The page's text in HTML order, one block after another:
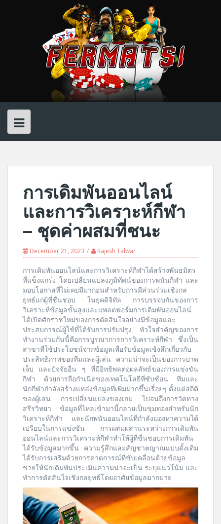
การเดิมพันออนไลน์
และการวิเคราะห์กีฬา
– ชุดค่าผสมที่ชนะ
December 21, 2023 Rajesh Talwar
การเดิมพันออนไลน์และการวิเคราะห์กีฬาได้สร้างพันธมิตร
ที่แข็งแกร่ง โดยเปลี่ยนแปลงภูมิทัศน์ของการพนันกีฬา และ
มอบโอกาสที่ไม่เคยมีมาก่อนสำหรับการมีส่วนร่วมเชิงกล
ยุทธ์แก่ผู้ที่ชื่นชอบ ในยุคดิจิทัล การบรรจบกันของการ
วิเคราะห์ข้อมูลขั้นสูงและแพลตฟอร์มการเดิมพันออนไลน์
ได้เปิดศักราชใหม่ของการตัดสินใจอย่างมีข้อมูลและ
ประสบการณ์ผู้ใช้ที่ได้รับการปรับปรุง หัวใจสำคัญของการ
ทำงานร่วมกันนี้คือการบูรณาการการวิเคราะห์กีฬา ซึ่งเป็น
สาขาที่ใช้ประโยชน์จากข้อมูลเพื่อรับข้อมูลเชิงลึกเกี่ยวกับ
ประสิทธิภาพของทีมและผู้เล่น ความน่าจะเป็นของการบาด
เจ็บ และปัจจัยอื่น ๆ ที่มีอิทธิพลต่อผลลัพธ์ของการแข่งขัน
กีฬา ด้วยการถือกำเนิดของเทคโนโลยีที่ซับซ้อน ทีมและ
นักกีฬากำลังสร้างแหล่งข้อมูลที่เพิ่มมากขึ้นเรื่อยๆ ตั้งแต่สถิติ
ของผู้เล่น การเปลี่ยนแปลงของเกม ไปจนถึงการวัดทาง
สรีรวิทยา ข้อมูลที่ไหลเข้ามานี้กลายเป็นขุมทองสำหรับนัก
วิเคราะห์กีฬา และนักพนันออนไลน์ที่กำลังมองหาความได้
เปรียบในการแข่งขัน การผสมผสานระหว่างการเดิมพัน
ออนไลน์และการวิเคราะห์กีฬาทำให้ผู้ที่ชื่นชอบการเดิมพัน
ได้รับข้อมูลมากขึ้น ความรู้สึกและสัญชาตญาณแบบดั้งเดิม
ได้รับการเสริมด้วยการคาดการณ์ที่ขับเคลื่อนด้วยข้อมูล
ช่วยให้นักเดิมพันประเมินความน่าจะเป็น ระบุแนวโน้ม และ
ทำการตัดสินใจเชิงกลยุทธ์โดยอาศัยข้อมูลมากมาย